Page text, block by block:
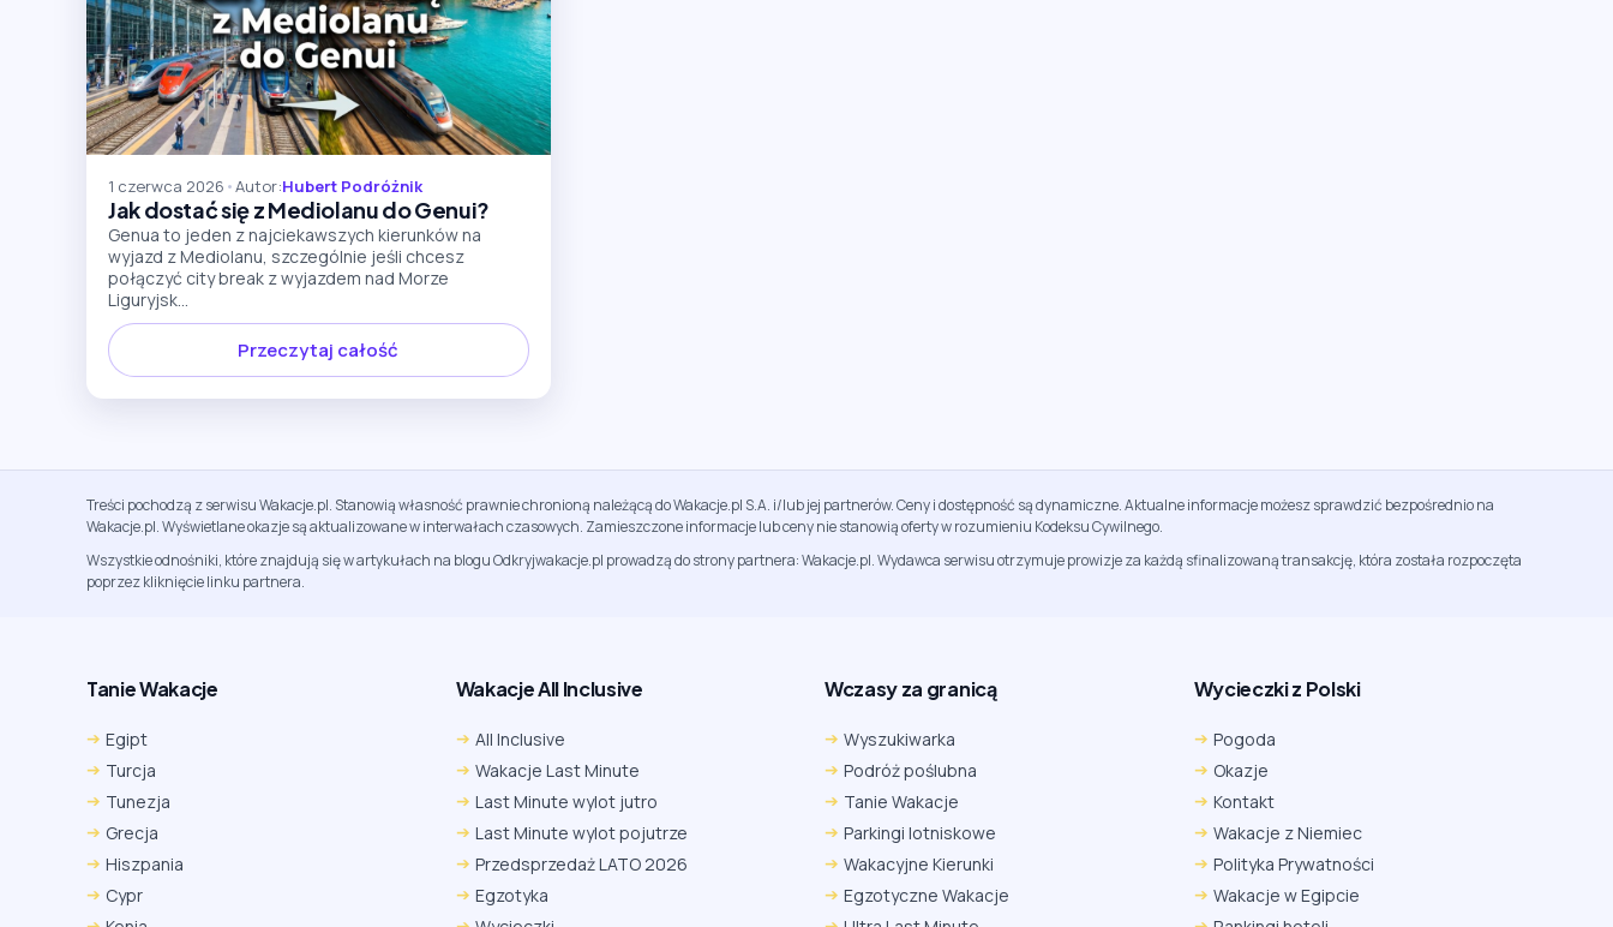
1 czerwca 2026 •Autor:Hubert Podróżnik
Jak dostać się z Mediolanu do Genui?
Genua to jeden z najciekawszych kierunków na
wyjazd z Mediolanu, szczególnie jeśli chcesz
połączyć city break z wyjazdem nad Morze
Liguryjsk...
Przeczytaj całość
Treści pochodzą z serwisu Wakacje.pl. Stanowią własność prawnie chronioną należącą do Wakacje.pl S.A. i/lub jej partnerów. Ceny i dostępność są dynamiczne. Aktualne informacje możesz sprawdzić bezpośrednio na
Wakacje.pl. Wyświetlane okazje są aktualizowane w interwałach czasowych. Zamieszczone informacje lub ceny nie stanowią oferty w rozumieniu Kodeksu Cywilnego.
Wszystkie odnośniki, które znajdują się w artykułach na blogu Odkryjwakacje.pl prowadzą do strony partnera: Wakacje.pl. Wydawca serwisu otrzymuje prowizje za każdą sfinalizowaną transakcję, która została rozpoczęta
poprzez kliknięcie linku partnera.
Tanie Wakacje
Egipt
Turcja
Tunezja
Grecja
Hiszpania
Cypr
Wakacje All Inclusive
All Inclusive
Wakacje Last Minute
Last Minute wylot jutro
Last Minute wylot pojutrze
Przedsprzedaż LATO 2026
Egzotyka
Wczasy za granicą
Wyszukiwarka
Podróż poślubna
Tanie Wakacje
Parkingi lotniskowe
Wakacyjne Kierunki
Egzotyczne Wakacje
Wycieczki z Polski
Pogoda
Okazje
Kontakt
Wakacje z Niemiec
Polityka Prywatności
Wakacje w Egipcie